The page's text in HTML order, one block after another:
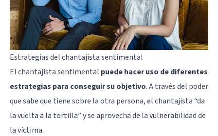
Estrategias del chantajista sentimental
El chantajista sentimental puede hacer uso de diferentes
estrategias para conseguir su objetivo. A través del poder
que sabe que tiene sobre la otra persona, el chantajista “da
la vuelta a la tortilla” y se aprovecha de la vulnerabilidad de
la víctima.